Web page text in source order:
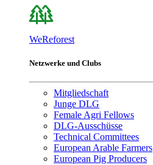
WeReforest
Netzwerke und Clubs
Mitgliedschaft
Junge DLG
Female Agri Fellows
DLG-Ausschüsse
Technical Committees
European Arable Farmers
European Pig Producers